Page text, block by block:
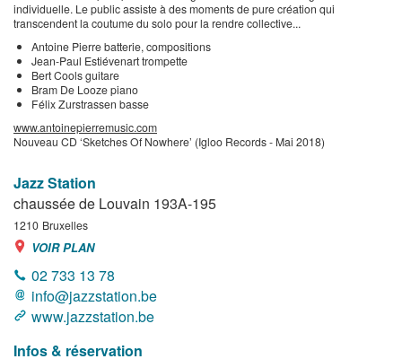
individuelle. Le public assiste à des moments de pure création qui
transcendent la coutume du solo pour la rendre collective...
Antoine Pierre batterie, compositions
Jean-Paul Estiévenart trompette
Bert Cools guitare
Bram De Looze piano
Félix Zurstrassen basse
www.antoinepierremusic.com
Nouveau CD ‘Sketches Of Nowhere’ (Igloo Records - Mai 2018)
Jazz Station
chaussée de Louvain 193A-195
1210 Bruxelles
VOIR PLAN
02 733 13 78
info@jazzstation.be
www.jazzstation.be
Infos & réservation